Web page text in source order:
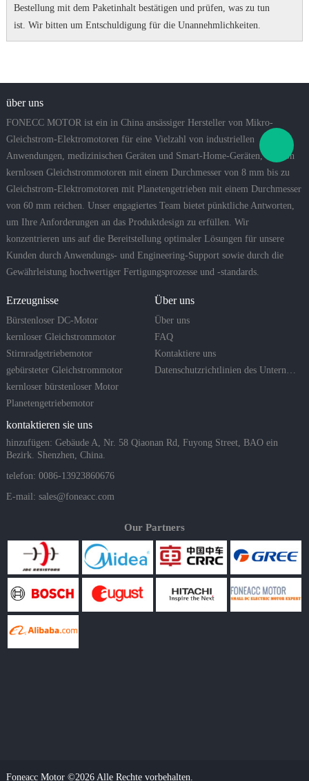
Bestellung mit dem Paketinhalt bestätigen und prüfen, was zu tun
ist. Wir bitten um Entschuldigung für die Unannehmlichkeiten.
über uns
FONECC MOTOR ist ein in China ansässiger Hersteller von Mikro-
Gleichstrom-Elektromotoren für eine Vielzahl von industriellen
Anwendungen, medizinischen Geräten und Smart-Home-Geräten, die von
kernlosen Gleichstrommotoren mit einem Durchmesser von 8 mm bis zu
Gleichstrom-Elektromotoren mit Planetengetrieben mit einem Durchmesser
von 60 mm reichen. Unser engagiertes Team bietet pünktliche Antworten,
um Ihre Anforderungen an das Produktdesign zu erfüllen. Wir
konzentrieren uns auf die Bereitstellung optimaler Lösungen für unsere
Kunden durch Anwendungs- und Engineering-Support sowie durch die
Gewährleistung hochwertiger Fertigungsprozesse und -standards.
Erzeugnisse
Bürstenloser DC-Motor
kernloser Gleichstrommotor
Stirnradgetriebemotor
gebürsteter Gleichstrommotor
kernloser bürstenloser Motor
Planetengetriebemotor
Über uns
Über uns
FAQ
Kontaktiere uns
Datenschutzrichtlinien des Unternehmens
kontaktieren sie uns
hinzufügen: Gebäude A, Nr. 58 Qiaonan Rd, Fuyong Street, BAO ein
Bezirk. Shenzhen, China.
telefon: 0086-13923860676
E-mail: sales@foneacc.com
Our Partners
Foneacc Motor ©2026 Alle Rechte vorbehalten.